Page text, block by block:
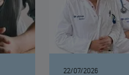
22/07/2026